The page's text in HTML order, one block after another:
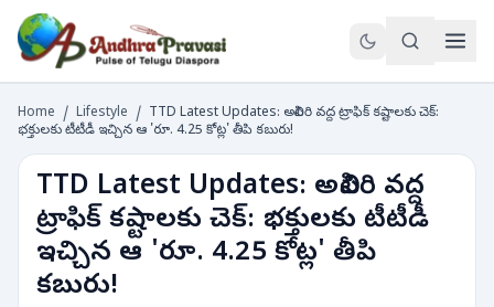
Home / Lifestyle /
TTD Latest Updates: అలిపిరి వద్ద ట్రాఫిక్ కష్టాలకు చెక్:
భక్తులకు టీటీడీ ఇచ్చిన ఆ 'రూ. 4.25 కోట్ల' తీపి కబురు!
TTD Latest Updates: అలిపిరి వద్ద
ట్రాఫిక్ కష్టాలకు చెక్: భక్తులకు టీటీడీ
ఇచ్చిన ఆ 'రూ. 4.25 కోట్ల' తీపి
కబురు!